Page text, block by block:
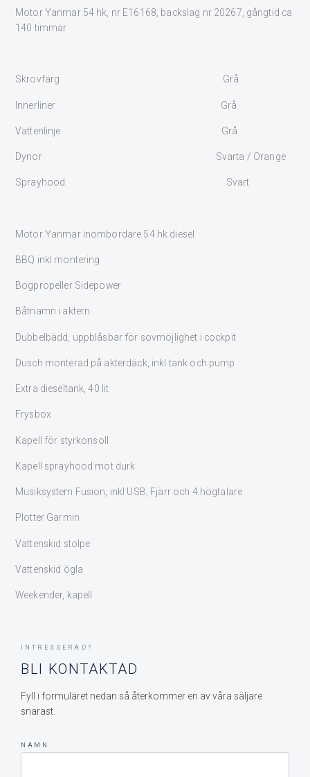
Motor Yanmar 54 hk, nr E16168, backslag nr 20267, gångtid ca
140 timmar
Skrovfärg Grå
Innerliner Grå
Vattenlinje Grå
Dynor Svarta / Orange
Sprayhood Svart
Motor Yanmar inombordare 54 hk diesel
BBQ inkl montering
Bogpropeller Sidepower
Båtnamn i aktern
Dubbelbädd, uppblåsbar för sovmöjlighet i cockpit
Dusch monterad på akterdäck, inkl tank och pump
Extra dieseltank, 40 lit
Frysbox
Kapell för styrkonsoll
Kapell sprayhood mot durk
Musiksystem Fusion, inkl USB, Fjärr och 4 högtalare
Plotter Garmin
Vattenskid stolpe
Vattenskid ögla
Weekender, kapell
INTRESSERAD?
BLI KONTAKTAD
Fyll i formuläret nedan så återkommer en av våra säljare
snarast.
NAMN